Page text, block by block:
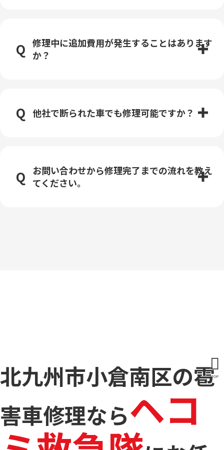
修理中に追加費用が発生することはあります
か？
他社で断られた車でも修理可能ですか？
お問い合わせから修理完了までの流れを教え
てください。
北九州市小倉南区の雹
害車修理ならヘコ
TOP